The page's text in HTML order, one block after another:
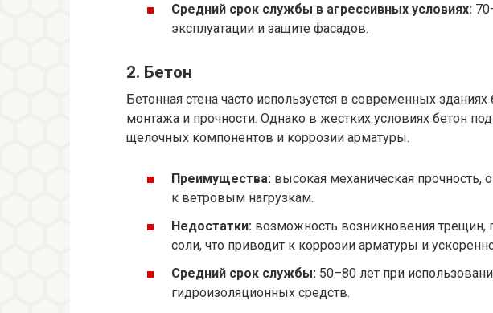
Средний срок службы в агрессивных условиях:
эксплуатации и защите фасадов.
2. Бетон
Бетонная стена часто используется в современных зданиях
монтажа и прочности. Однако в жестких условиях бетон
щелочных компонентов и коррозии арматуры.
Преимущества: высокая механическая прочность,
к ветровым нагрузкам.
Недостатки: возможность возникновения трещин,
соли, что приводит к коррозии арматуры и
Средний срок службы: 50–80 лет при
гидроизоляционных средств.